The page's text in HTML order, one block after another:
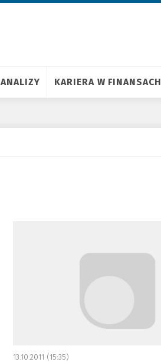
ANALIZY KARIERA W FINANSACH
13.10.2011 (15:35)